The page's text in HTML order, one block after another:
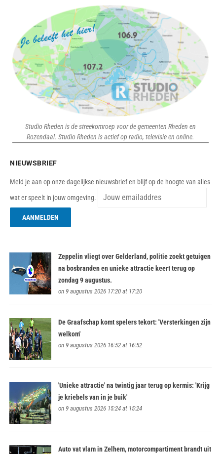
Studio Rheden is de streekomroep voor de gemeenten Rheden en
Rozendaal. Studio Rheden is actief op radio, televisie en online.
NIEUWSBRIEF
Meld je aan op onze dagelijkse nieuwsbrief en blijf op de hoogte van alles
wat er speelt in jouw omgeving.
Zeppelin vliegt over Gelderland, politie zoekt getuigen
na bosbranden en unieke attractie keert terug op
zondag 9 augustus.
on 9 augustus 2026 17:20 at 17:20
De Graafschap komt spelers tekort: 'Versterkingen zijn
welkom'
on 9 augustus 2026 16:52 at 16:52
'Unieke attractie' na twintig jaar terug op kermis: 'Krijg
je kriebels van in je buik'
on 9 augustus 2026 15:24 at 15:24
Auto vat vlam in Zelhem, motorcompartiment brandt uit